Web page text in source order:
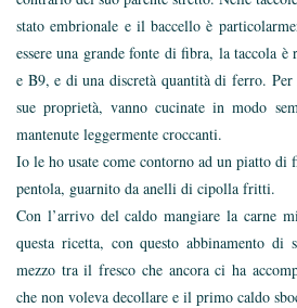
stato embrionale e il baccello è
essere una grande fonte di fibra, la taccola
e B9, e di una discretà quantità di ferro. Per
sue proprietà, vanno cucinate in modo
mantenute leggermente croccanti.
Io le ho usate come contorno ad un piatto
pentola, guarnito da anelli di cipolla fritti.
Con l’arrivo del caldo mangiare la carne
questa ricetta, con questo abbinamento
mezzo tra il fresco che ancora ci ha
che non voleva decollare e il primo caldo